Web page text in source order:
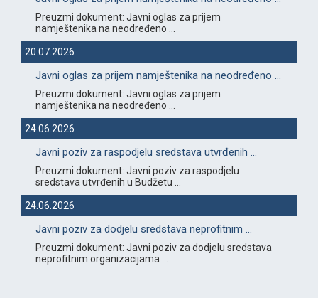
Preuzmi dokument: Javni oglas za prijem
namještenika na neodređeno ...
20.07.2026
Javni oglas za prijem namještenika na neodređeno ...
Preuzmi dokument: Javni oglas za prijem
namještenika na neodređeno ...
24.06.2026
Javni poziv za raspodjelu sredstava utvrđenih ...
Preuzmi dokument: Javni poziv za raspodjelu
sredstava utvrđenih u Budžetu ...
24.06.2026
Javni poziv za dodjelu sredstava neprofitnim ...
Preuzmi dokument: Javni poziv za dodjelu sredstava
neprofitnim organizacijama ...